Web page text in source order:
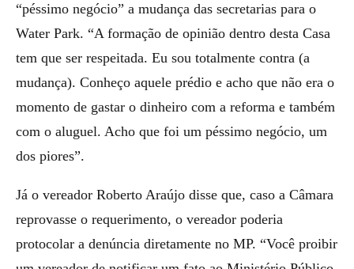
“péssimo negócio” a mudança das secretarias para o
Water Park. “A formação de opinião dentro desta Casa
tem que ser respeitada. Eu sou totalmente contra (a
mudança). Conheço aquele prédio e acho que não era o
momento de gastar o dinheiro com a reforma e também
com o aluguel. Acho que foi um péssimo negócio, um
dos piores”.
Já o vereador Roberto Araújo disse que, caso a Câmara
reprovasse o requerimento, o vereador poderia
protocolar a denúncia diretamente no MP. “Você proibir